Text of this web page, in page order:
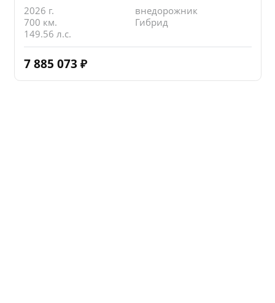
2026 г.
внедорожник
700 км.
Гибрид
149.56 л.с.
7 885 073 ₽